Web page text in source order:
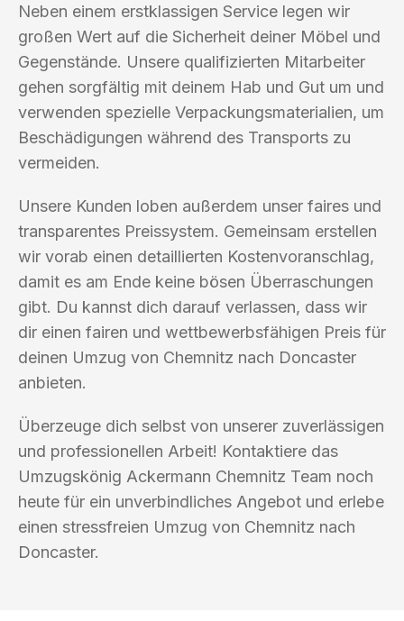
Neben einem erstklassigen Service legen wir
großen Wert auf die Sicherheit deiner Möbel und
Gegenstände. Unsere qualifizierten Mitarbeiter
gehen sorgfältig mit deinem Hab und Gut um und
verwenden spezielle Verpackungsmaterialien, um
Beschädigungen während des Transports zu
vermeiden.
Unsere Kunden loben außerdem unser faires und
transparentes Preissystem. Gemeinsam erstellen
wir vorab einen detaillierten Kostenvoranschlag,
damit es am Ende keine bösen Überraschungen
gibt. Du kannst dich darauf verlassen, dass wir
dir einen fairen und wettbewerbsfähigen Preis für
deinen Umzug von Chemnitz nach Doncaster
anbieten.
Überzeuge dich selbst von unserer zuverlässigen
und professionellen Arbeit! Kontaktiere das
Umzugskönig Ackermann Chemnitz Team noch
heute für ein unverbindliches Angebot und erlebe
einen stressfreien Umzug von Chemnitz nach
Doncaster.